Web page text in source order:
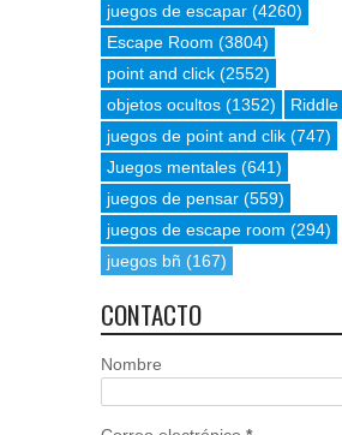
juegos de escapar (4260)
Escape Room (3804)
point and click (2552)
objetos ocultos (1352) Riddle
juegos de point and clik (747)
Juegos mentales (641)
juegos de pensar (559)
juegos de escape room (294)
juegos bñ (167)
CONTACTO
Nombre